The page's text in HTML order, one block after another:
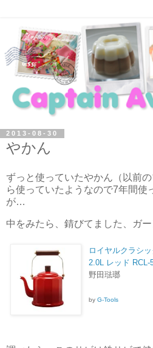
2013-08-30
やかん
ずっと使っていたやかん（以前
ら使っていたようなので7年間使
が…
中をみたら、錆びてました、ガー
ロイヤルクラシ
2.0L レッド RCL-
野田琺瑯
by G-Tools